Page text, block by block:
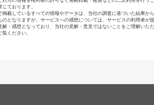
じております。
掲載しているすべての情報やデータは、当社の調査に基づいた結果から
のとなりますが、サービスへの感想については、サービスの利用者が提
解・感想となっており、当社の見解・意見ではないことをご理解いただ
覧ください。